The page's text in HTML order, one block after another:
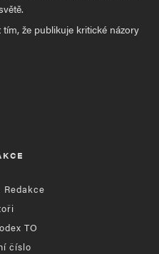
že publikuje kritické názory
Redakce
TO
číslo